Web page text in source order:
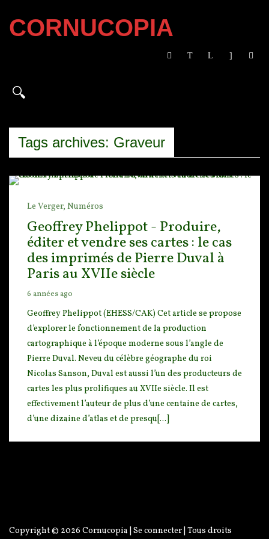
CORNUCOPIA
Tags archives: Graveur
Le Verger, Numéros
Geoffrey Phelippot - Produire,
éditer et vendre ses cartes : le cas
des imprimés de Pierre Duval à
Paris au XVIIe siècle
6 années ago
Geoffrey Phelippot (EHESS/CAK) Cet article se propose
d’explorer le fonctionnement de la production
cartographique à l’époque moderne sous l’angle de
Pierre Duval. Neveu du célèbre géographe du roi
Nicolas Sanson, Duval est aussi l’un des producteurs de
cartes les plus prolifiques au XVIIe siècle. Il est
effectivement l’auteur de plus d’une centaine de cartes,
d’une dizaine d’atlas et de presqu[...]
Copyright © 2026 Cornucopia Se connecter | Tous droits